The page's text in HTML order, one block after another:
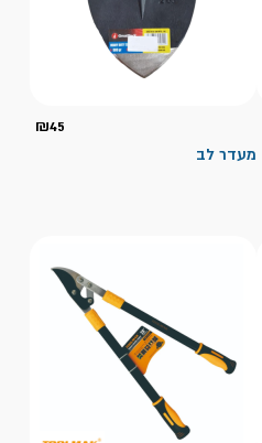
₪45
מעדר לב